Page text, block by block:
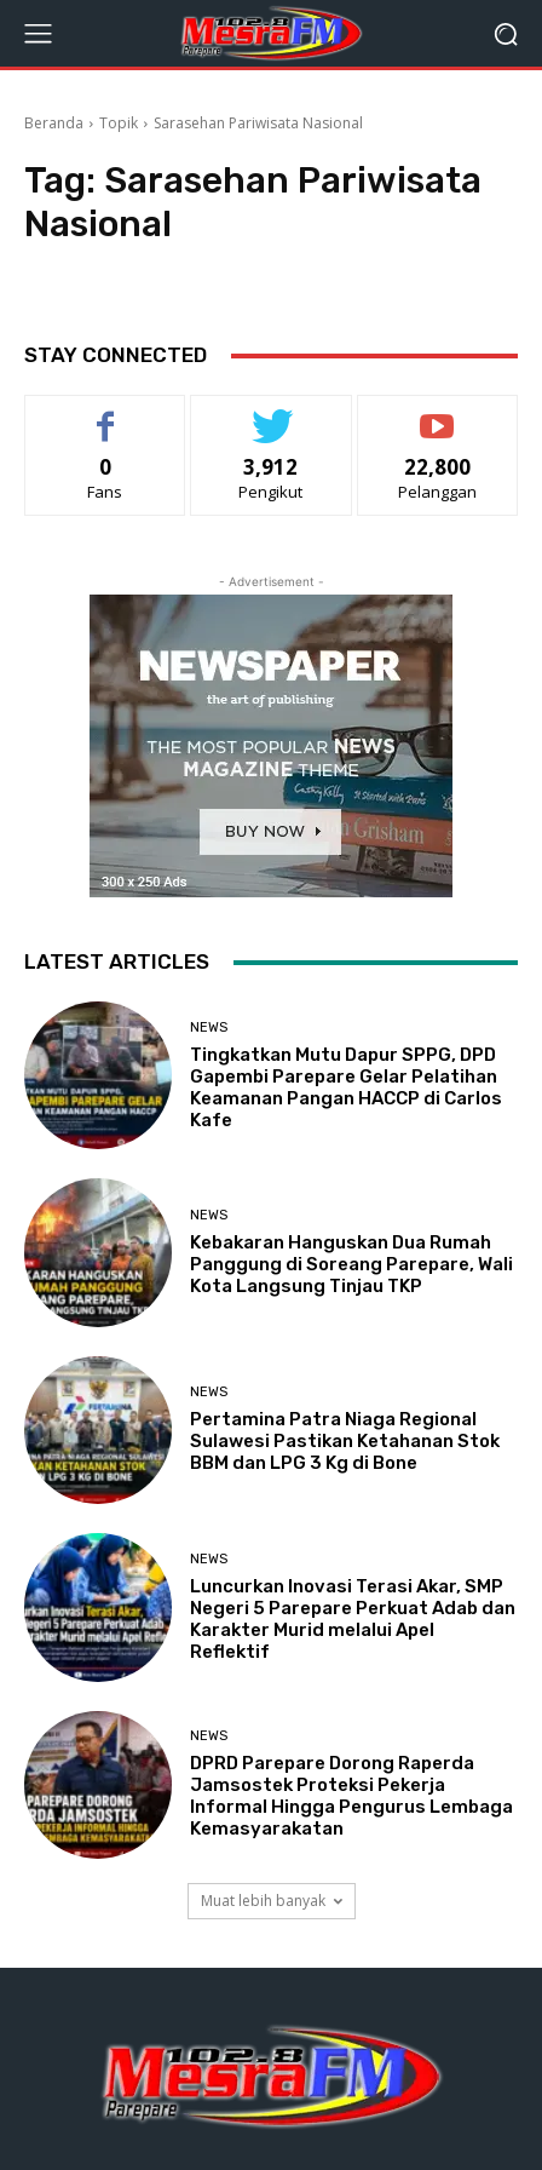
Beranda Topik Sarasehan Pariwisata Nasional
Tag: Sarasehan Pariwisata
Nasional
STAY CONNECTED
0
Fans
3,912
Pengikut
22,800
Pelanggan
- Advertisement -
LATEST ARTICLES
NEWS
Tingkatkan Mutu Dapur SPPG, DPD
Gapembi Parepare Gelar Pelatihan
Keamanan Pangan HACCP di Carlos
Kafe
NEWS
Kebakaran Hanguskan Dua Rumah
Panggung di Soreang Parepare, Wali
Kota Langsung Tinjau TKP
NEWS
Pertamina Patra Niaga Regional
Sulawesi Pastikan Ketahanan Stok
BBM dan LPG 3 Kg di Bone
NEWS
Luncurkan Inovasi Terasi Akar, SMP
Negeri 5 Parepare Perkuat Adab dan
Karakter Murid melalui Apel
Reflektif
NEWS
DPRD Parepare Dorong Raperda
Jamsostek Proteksi Pekerja
Informal Hingga Pengurus Lembaga
Kemasyarakatan
Muat lebih banyak